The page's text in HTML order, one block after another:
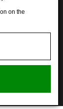
on the